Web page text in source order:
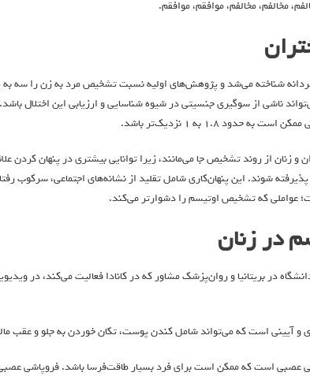
مخالفم، مخالفم، موافقم، موافقم.
مردانه شناخته می‌شد و پژوهش‌های اولیه نسبت تشخیص مرد به زن را سه
ناشی از سوگیری جنسیتی در شیوه شناسایی و ارزیابی این اختلال
۱.۸ به ۱ نزدیک‌تر باشد.
و زنان از روند تشخیص جا می‌مانند، زیرا توانایی بیشتری در پنهان کردن
پذیرفته شوند. این پنهان‌کاری شامل تقلید از نشانه‌های اجتماعی، سرکوب
عواملی که تشخیص اوتیسم را دشوارتر می‌کند.
در زنان
در بریتانیا و روان‌پزشک مشاور که در کانادا فعالیت می‌کند، در
و آیینی است که می‌تواند شامل کندن پوست، تکان خوردن به جلو و عقب
عصبی است که ممکن است برای فرد بسیار طاقت‌فرسا باشد. فروپاشی